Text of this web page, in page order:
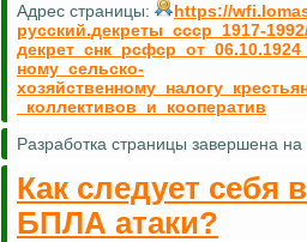
Адрес страницы:
https://
русский.декреты_ссср_1917-
ному_сельско-
_коллективов_и_кооператив
Разработка страницы завершена на
Как следует себя
БПЛА атаки?